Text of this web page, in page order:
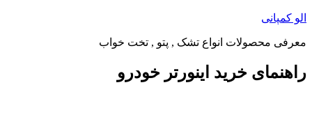
پرش
محتوا
الو کمپانی
معرفی محصولات انواع تشک , پتو , تخت خواب
راهنمای خرید اینورتر خودرو